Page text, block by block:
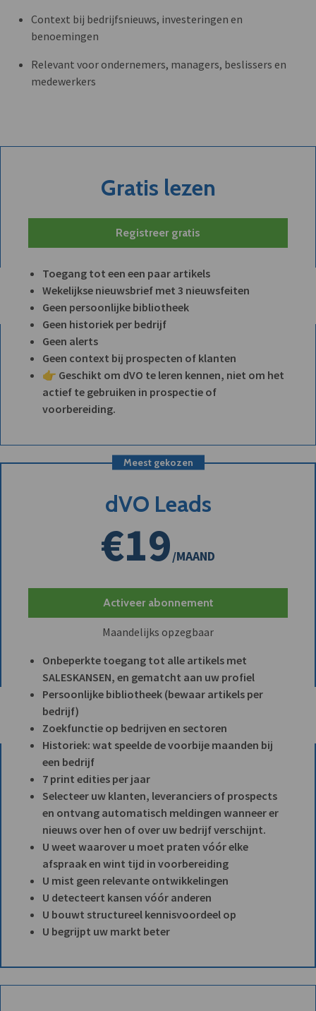
Context bij bedrijfsnieuws, investeringen en
benoemingen
Relevant voor ondernemers, managers, beslissers en
medewerkers
Gratis lezen
Registreer gratis
Toegang tot een een paar artikels
Wekelijkse nieuwsbrief met 3 nieuwsfeiten
Geen persoonlijke bibliotheek
Geen historiek per bedrijf
Geen alerts
Geen context bij prospecten of klanten
👉 Geschikt om dVO te leren kennen, niet om het
actief te gebruiken in prospectie of
voorbereiding.
Meest gekozen
dVO Leads
€19/MAAND
Activeer abonnement
Maandelijks opzegbaar
Onbeperkte toegang tot alle artikels met
SALESKANSEN, en gematcht aan uw profiel
Persoonlijke bibliotheek (bewaar artikels per
bedrijf)
Zoekfunctie op bedrijven en sectoren
Historiek: wat speelde de voorbije maanden bij
een bedrijf
7 print edities per jaar
Selecteer uw klanten, leveranciers of prospects
en ontvang automatisch meldingen wanneer er
nieuws over hen of over uw bedrijf verschijnt.
U weet waarover u moet praten vóór elke
afspraak en wint tijd in voorbereiding
U mist geen relevante ontwikkelingen
U detecteert kansen vóór anderen
U bouwt structureel kennisvoordeel op
U begrijpt uw markt beter